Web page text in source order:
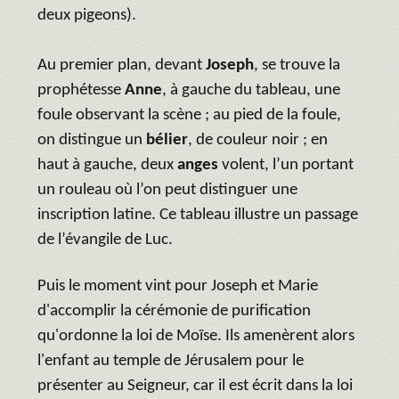
deux pigeons).
Au premier plan, devant Joseph, se trouve la
prophétesse Anne, à gauche du tableau, une
foule observant la scène ; au pied de la foule,
on distingue un bélier, de couleur noir ; en
haut à gauche, deux anges volent, l’un portant
un rouleau où l’on peut distinguer une
inscription latine. Ce tableau illustre un passage
de l’évangile de Luc.
Puis le moment vint pour Joseph et Marie
d'accomplir la cérémonie de purification
qu'ordonne la loi de Moïse. Ils amenèrent alors
l'enfant au temple de Jérusalem pour le
présenter au Seigneur, car il est écrit dans la loi